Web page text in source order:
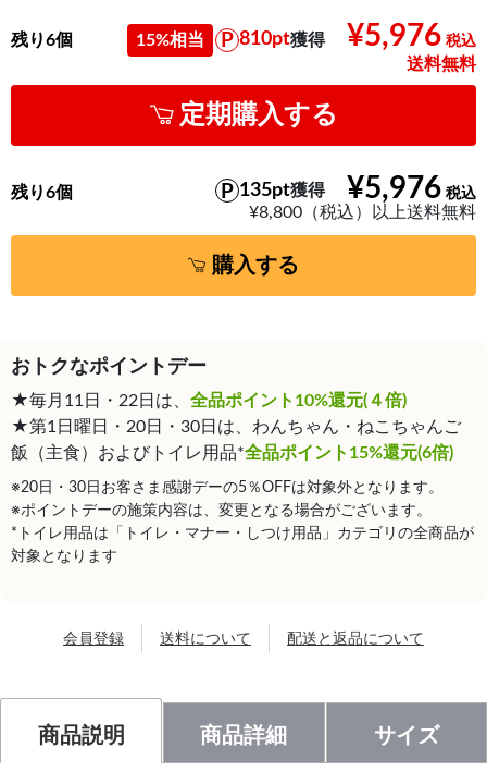
¥5,976
送料無料
15%相当 810pt獲得
残り6個
定期購入する
¥5,976
135pt獲得
¥8,800（税込）以上送料無料
残り6個
購入する
おトクなポイントデー
★毎月11日・22日は、 全品ポイント10%還元(４倍)
★第1日曜日・20日・30日は、わんちゃん・ねこちゃんご
飯（主食）およびトイレ用品*全品ポイント15%還元(6倍)
※20日・30日お客さま感謝デーの5％OFFは対象外となります。
※ポイントデーの施策内容は、変更となる場合がございます。
*トイレ用品は「トイレ・マナー・しつけ用品」カテゴリの全商品が
対象となります
会員登録 送料について 配送と返品について
商品説明 商品詳細 サイズ